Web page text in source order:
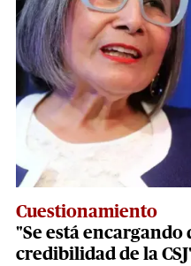
Cuestionamiento
"Se está encargando
credibilidad de la